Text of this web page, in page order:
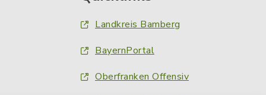
Landkreis Bamberg
BayernPortal
Oberfranken Offensiv